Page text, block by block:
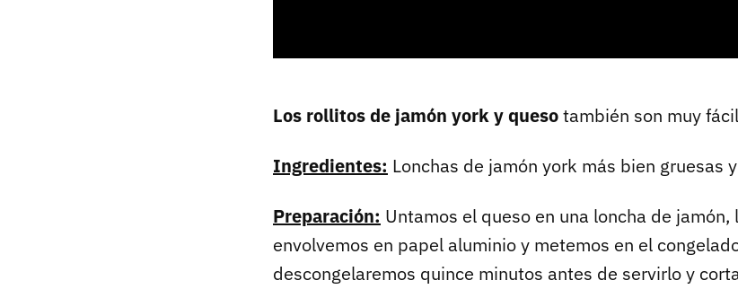
Los rollitos de jamón york y quesotambién son muy
Ingredientes: Lonchas de jamón york más bien gruesas
Preparación: Untamos el queso en una loncha de
envolvemos en papel aluminio y metemos en el
descongelaremos quince minutos antes de servirlo y